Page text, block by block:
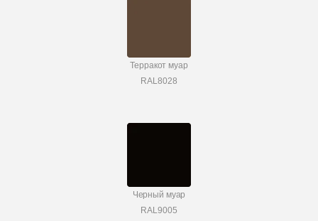
Терракот муар
RAL8028
Черный муар
RAL9005